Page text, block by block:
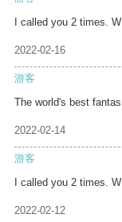
I called you 2 times. W
2022-02-16
游客
The world's best fantas
2022-02-14
游客
I called you 2 times. W
2022-02-12